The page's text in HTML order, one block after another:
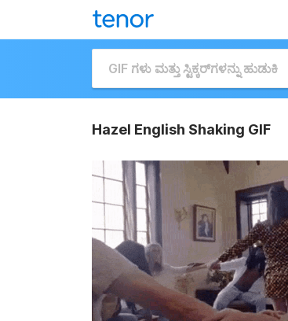
Hazel English Shaking GIF